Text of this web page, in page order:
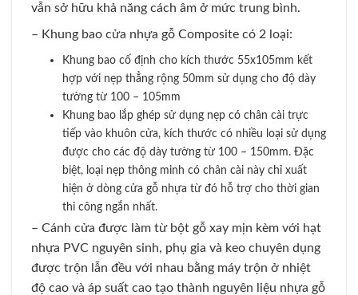
vẫn sở hữu khả năng cách âm ở mức trung bình.
– Khung bao cửa nhựa gỗ Composite có 2 loại:
Khung bao cố định cho kích thước 55x105mm kết
hợp với nẹp thẳng rộng 50mm sử dụng cho độ dày
tường từ 100 – 105mm
Khung bao lắp ghép sử dụng nẹp có chân cài trực
tiếp vào khuôn cửa, kích thước có nhiều loại sử dụng
được cho các độ dày tường từ 100 – 150mm. Đặc
biệt, loại nẹp thông minh có chân cài này chỉ xuất
hiện ở dòng cửa gỗ nhựa từ đó hỗ trợ cho thời gian
thi công ngắn nhất.
– Cánh cửa được làm từ bột gỗ xay mịn kèm với hạt
nhựa PVC nguyên sinh, phụ gia và keo chuyên dụng
được trộn lẫn đều với nhau bằng máy trộn ở nhiệt
độ cao và áp suất cao tạo thành nguyên liệu nhựa gỗ